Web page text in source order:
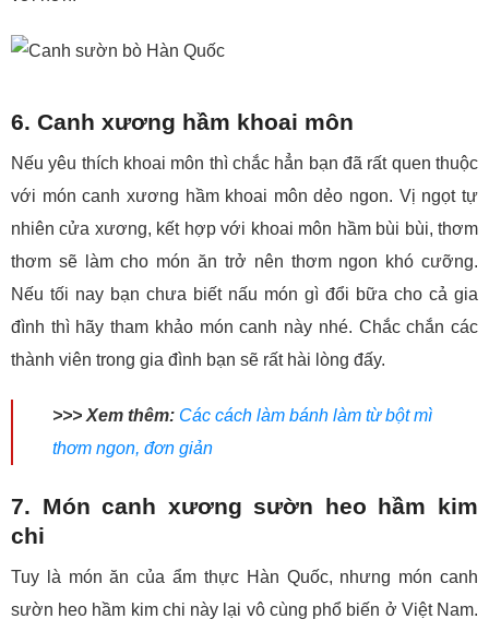
6. Canh xương hầm khoai môn
Nếu yêu thích khoai môn thì chắc hẳn bạn đã rất quen thuộc
với món canh xương hầm khoai môn dẻo ngon. Vị ngọt tự
nhiên cửa xương, kết hợp với khoai môn hầm bùi bùi, thơm
thơm sẽ làm cho món ăn trở nên thơm ngon khó cưỡng.
Nếu tối nay bạn chưa biết nấu món gì đổi bữa cho cả gia
đình thì hãy tham khảo món canh này nhé. Chắc chắn các
thành viên trong gia đình bạn sẽ rất hài lòng đấy.
>>> Xem thêm: Các cách làm bánh làm từ bột mì
thơm ngon, đơn giản
7. Món canh xương sườn heo hầm kim
chi
Tuy là món ăn của ẩm thực Hàn Quốc, nhưng món canh
sườn heo hầm kim chi này lại vô cùng phổ biến ở Việt Nam.